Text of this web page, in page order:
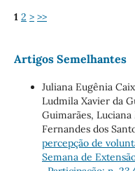
1 2 > >>
Artigos Semelhantes
Juliana Eugênia
Ludmila Xavier da
Guimarães,
Fernandes dos
percepção de
Semana de